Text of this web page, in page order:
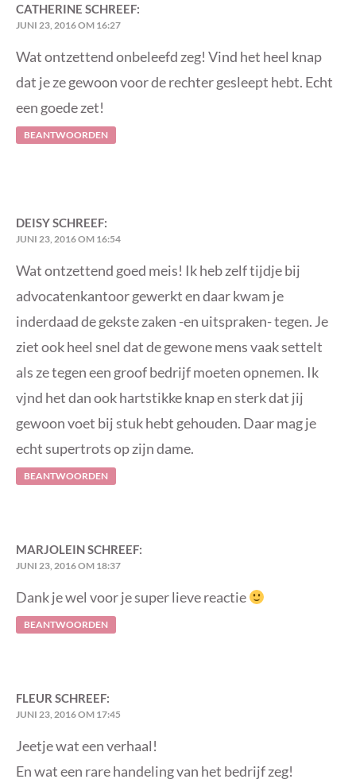
CATHERINE SCHREEF:
JUNI 23, 2016 OM 16:27
Wat ontzettend onbeleefd zeg! Vind het heel knap
dat je ze gewoon voor de rechter gesleept hebt. Echt
een goede zet!
BEANTWOORDEN
DEISYSCHREEF:
JUNI 23, 2016 OM 16:54
Wat ontzettend goed meis! Ik heb zelf tijdje bij
advocatenkantoor gewerkt en daar kwam je
inderdaad de gekste zaken -en uitspraken- tegen. Je
ziet ook heel snel dat de gewone mens vaak settelt
als ze tegen een groof bedrijf moeten opnemen. Ik
vjnd het dan ook hartstikke knap en sterk dat jij
gewoon voet bij stuk hebt gehouden. Daar mag je
echt supertrots op zijn dame.
BEANTWOORDEN
MARJOLEINSCHREEF:
JUNI 23, 2016 OM 18:37
Dank je wel voor je super lieve reactie
BEANTWOORDEN
FLEUR SCHREEF:
JUNI 23, 2016 OM 17:45
Jeetje wat een verhaal!
En wat een rare handeling van het bedrijf zeg!